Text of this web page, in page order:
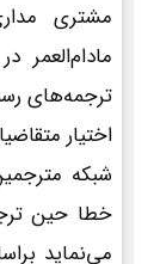
مشتری
مادام‌العمر
ترجمه‌های
اختیار
شبکه
خطا حین
می‌نماید